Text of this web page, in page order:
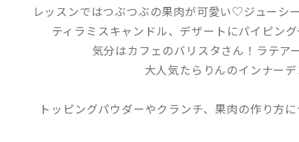
レッスンではつぶつぶの果肉が可愛い♡ジュー
ティラミスキャンドル、デザートにパイピン
気分はカフェのバリスタさん！ラテア
大人気たらりんのインナー
トッピングパウダーやクランチ、果肉の作り方